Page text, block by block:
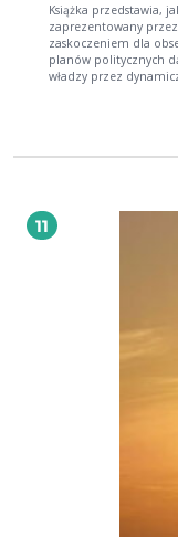
Książka przedstawia,
zaprezentowany
zaskoczeniem dla
planów politycznych
władzy przez
„Kurier Warszawski”,
przedstawienia
publikacji omówiono
polityka wewnętrzna,
11